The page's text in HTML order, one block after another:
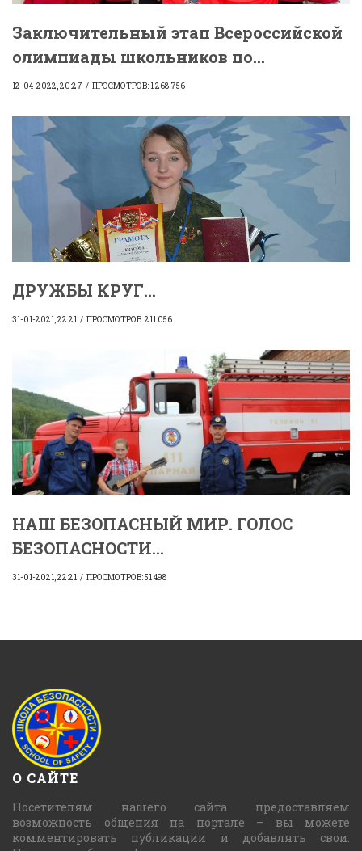
Заключительный этап Всероссийской
олимпиады школьников по...
12-04-2022, 20:27 ПРОСМОТРОВ: 1 268 756
ДРУЖБЫ КРУГ...
31-01-2021, 22:21 ПРОСМОТРОВ: 211 056
НАШ БЕЗОПАСНЫЙ МИР. ГОЛОС
БЕЗОПАСНОСТИ...
31-01-2021, 22:21 ПРОСМОТРОВ: 51 498
О САЙТЕ
Посетителям нашего сайта предоставляем
возможность общения на портале – вы можете
комментировать публикации и добавлять свои.